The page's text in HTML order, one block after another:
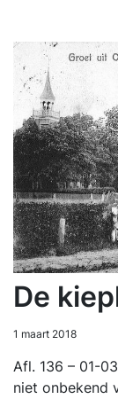
De
1 maart 2018
Afl. 136 – 01-
niet onbekend